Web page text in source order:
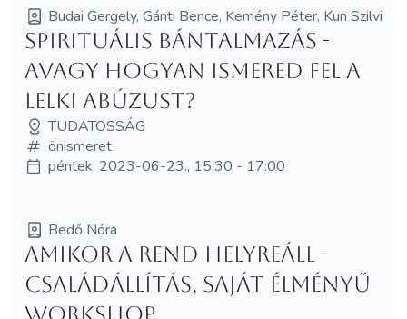
Budai Gergely, Gánti Bence, Kemény Péter, Kun Szilvi
Spirituális bántalmazás -
avagy hogyan ismered fel a
lelki abúzust?
TUDATOSSÁG
önismeret
péntek, 2023-06-23., 15:30 - 17:00
Bedő Nóra
Amikor a REND helyreáll -
Családállítás, saját élményű